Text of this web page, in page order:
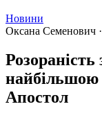
Новини
Оксана Семенович ·
Розораність
найбільшою
Апостол